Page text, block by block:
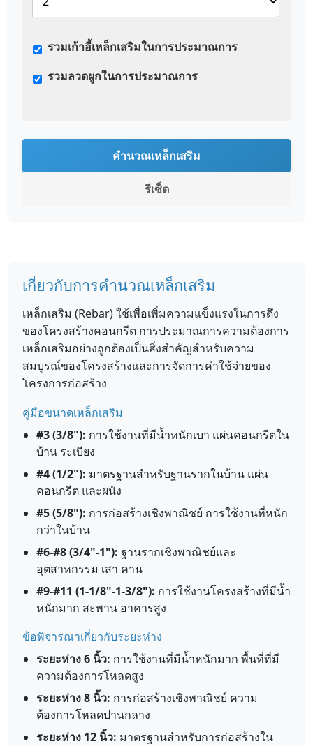
รวมเก้าอี้เหล็กเสริมในการประมาณการ
รวมลวดผูกในการประมาณการ
คำนวณเหล็กเสริม
รีเซ็ต
เกี่ยวกับการคำนวณเหล็กเสริม
เหล็กเสริม (Rebar) ใช้เพื่อเพิ่มความแข็งแรงในการดึง
ของโครงสร้างคอนกรีต การประมาณการความต้องการ
เหล็กเสริมอย่างถูกต้องเป็นสิ่งสำคัญสำหรับความ
สมบูรณ์ของโครงสร้างและการจัดการค่าใช้จ่ายของ
โครงการก่อสร้าง
คู่มือขนาดเหล็กเสริม
#3 (3/8"): การใช้งานที่มีน้ำหนักเบา แผ่นคอนกรีตใน
บ้าน ระเบียง
#4 (1/2"): มาตรฐานสำหรับฐานรากในบ้าน แผ่น
คอนกรีต และผนัง
#5 (5/8"): การก่อสร้างเชิงพาณิชย์ การใช้งานที่หนัก
กว่าในบ้าน
#6-#8 (3/4"-1"): ฐานรากเชิงพาณิชย์และ
อุตสาหกรรม เสา คาน
#9-#11 (1-1/8"-1-3/8"): การใช้งานโครงสร้างที่มีน้ำ
หนักมาก สะพาน อาคารสูง
ข้อพิจารณาเกี่ยวกับระยะห่าง
ระยะห่าง 6 นิ้ว: การใช้งานที่มีน้ำหนักมาก พื้นที่ที่มี
ความต้องการโหลดสูง
ระยะห่าง 8 นิ้ว: การก่อสร้างเชิงพาณิชย์ ความ
ต้องการโหลดปานกลาง
ระยะห่าง 12 นิ้ว: มาตรฐานสำหรับการก่อสร้างใน